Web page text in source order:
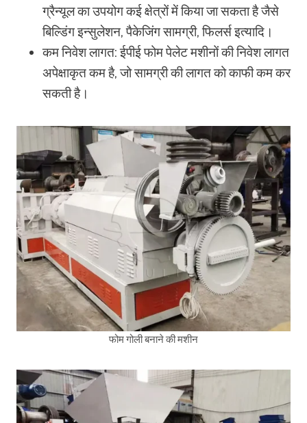
ग्रैन्यूल का उपयोग कई क्षेत्रों में किया जा सकता है जैसे
बिल्डिंग इन्सुलेशन, पैकेजिंग सामग्री, फिलर्स इत्यादि।
कम निवेश लागत: ईपीई फोम पेलेट मशीनों की निवेश लागत
अपेक्षाकृत कम है, जो सामग्री की लागत को काफी कम कर
सकती है।
फोम गोली बनाने की मशीन